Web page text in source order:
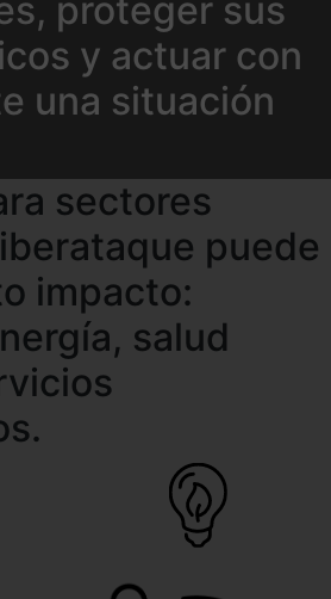
proteger sus
y actuar con
una situación
sectores
puede
impacto:
salud